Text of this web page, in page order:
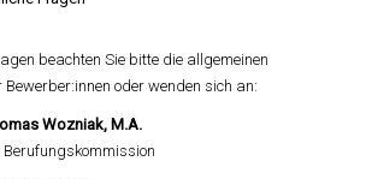
beachten Sie bitte die allgemeinen
oder wenden sich an:
Wozniak, M.A.